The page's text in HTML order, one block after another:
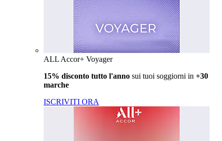
ALL Accor+ Voyager
15% disconto tutto l'anno sui tuoi soggiorni in +30
marche
ISCRIVITI ORA